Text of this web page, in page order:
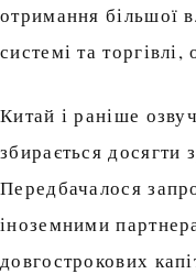
отримання більшої
системі та
Китай і раніше
збирається досягти
Передбачалося
іноземними
довгострокових